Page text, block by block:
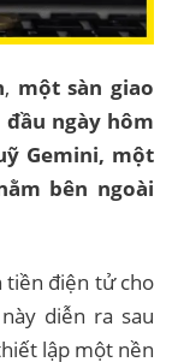
, một sàn giao
ngày hôm
Gemini, một
bên ngoài
tiền điện tử cho
diễn ra sau
lập một nền